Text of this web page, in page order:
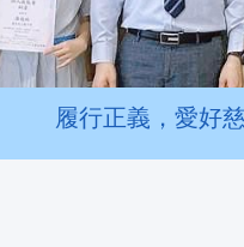
履行正義，愛好